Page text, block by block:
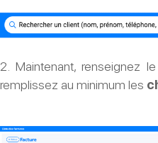
2. Maintenant, renseignez le
remplissez au minimum les